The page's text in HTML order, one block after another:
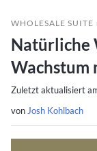
WHOLESALE SUITE
Natürliche
Wachstum
Zuletzt aktualisiert
von Josh Kohlbach